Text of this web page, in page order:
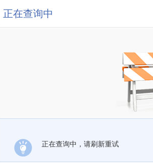
正在查询中
正在查询中，请刷新重试